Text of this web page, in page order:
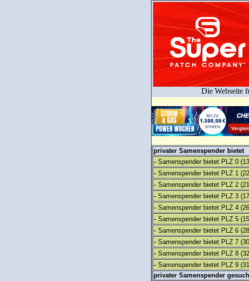
Die Webseite
privater Samenspender bietet
- Samenspender bietet PLZ 0
- Samenspender bietet PLZ 1
- Samenspender bietet PLZ 2
- Samenspender bietet PLZ 3
- Samenspender bietet PLZ 4
- Samenspender bietet PLZ 5
- Samenspender bietet PLZ 6
- Samenspender bietet PLZ 7
- Samenspender bietet PLZ 8
- Samenspender bietet PLZ 9
privater Samenspender